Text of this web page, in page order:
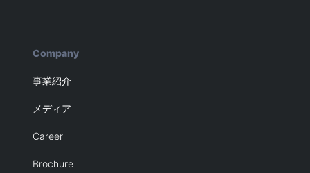
Company
事業紹介
メディア
Career
Brochure